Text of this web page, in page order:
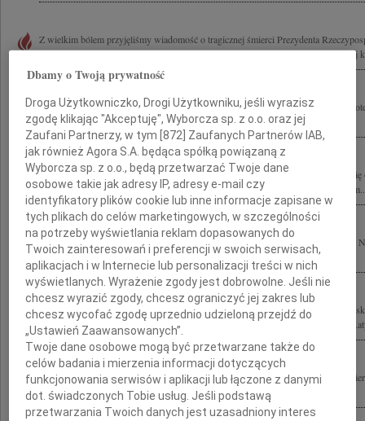
Z wielkim bólem przyjęliśmy wiadomość o tragicznej śmierci Prezydenta
Kaczyńskiego i Jego Małżonki Marii Kaczyńskiej oraz wszystkich Ofiar tragicznej
W tamtą tragiczną sobotę, 10 kwietnia 2010 roku, najpierw było niedowierzanie,
są łzy... Katastrofa lotnicza, jaka wydarzyła się pod Smoleńskiem,...
Pogrążeni w bólu żegnamy Prezydenta Lecha Kaczyńskiego i Jego Małżonkę
Zmarłych podczas katastrofy w Smoleńsku Cześć Ich pamięci! Rodzinom i
Tragiczne chwile pod Smoleńskiem pogrążyły Naród Polski w cierpieniu i żałobie.
rozmiarze strata tylu wybitnych Osób, wśród których los naznaczył...
Jesteśmy głęboko poruszeni tragiczną śmiercią Prezydenta RP Pana Lecha
Kaczyńskiej oraz wszystkich Uczestników dramatycznie przerwanej podróży do
Wstrząśnięci tragedią, jaka dotknęła Polskę, łączymy się w bólu i modlitwie po
Prezydenta Rzeczypospolitej Polskiej i Jego Małżonki Marii Kaczyńskiej oraz...
Dbamy o Twoją prywatność
Droga Użytkowniczko, Drogi Użytkowniku, jeśli wyrazisz
zgodę klikając "Akceptuję", Wyborcza sp. z o.o. oraz jej
Zaufani Partnerzy, w tym [872 ] Zaufanych Partnerów IAB,
jak również Agora S.A. będąca spółką powiązaną z
Wyborcza sp. z o.o., będą przetwarzać Twoje dane
osobowe takie jak adresy IP, adresy e-mail czy
identyfikatory plików cookie lub inne informacje zapisane w
tych plikach do celów marketingowych, w szczególności
na potrzeby wyświetlania reklam dopasowanych do
Twoich zainteresowań i preferencji w swoich serwisach,
aplikacjach i w Internecie lub personalizacji treści w nich
wyświetlanych. Wyrażenie zgody jest dobrowolne. Jeśli nie
chcesz wyrazić zgody, chcesz ograniczyć jej zakres lub
chcesz wycofać zgodę uprzednio udzieloną przejdź do
„Ustawień Zaawansowanych”.
Twoje dane osobowe mogą być przetwarzane także do
celów badania i mierzenia informacji dotyczących
funkcjonowania serwisów i aplikacji lub łączone z danymi
dot. świadczonych Tobie usług. Jeśli podstawą
przetwarzania Twoich danych jest uzasadniony interes